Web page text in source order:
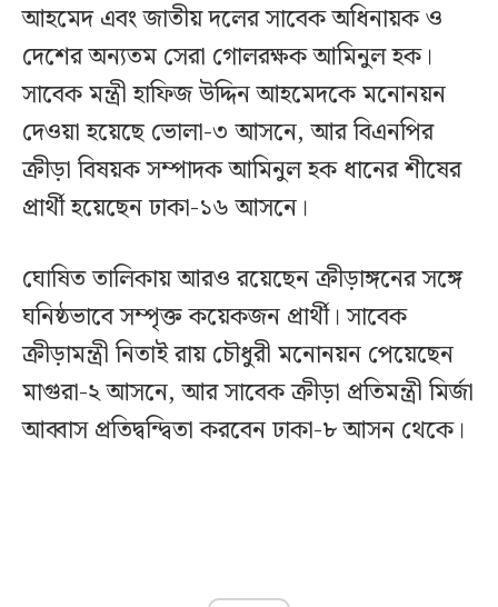
আহমেদ এবং জাতীয় দলের সাবেক অধিনায়ক ও
দেশের অন্যতম সেরা গোলরক্ষক আমিনুল হক।
সাবেক মন্ত্রী হাফিজ উদ্দিন আহমেদকে মনোনয়ন
দেওয়া হয়েছে ভোলা-৩ আসনে, আর বিএনপির
ক্রীড়া বিষয়ক সম্পাদক আমিনুল হক ধানের শীষের
প্রার্থী হয়েছেন ঢাকা-১৬ আসনে।
ঘোষিত তালিকায় আরও রয়েছেন ক্রীড়াঙ্গনের সঙ্গে
ঘনিষ্ঠভাবে সম্পৃক্ত কয়েকজন প্রার্থী। সাবেক
ক্রীড়ামন্ত্রী নিতাই রায় চৌধুরী মনোনয়ন পেয়েছেন
মাগুরা-২ আসনে, আর সাবেক ক্রীড়া প্রতিমন্ত্রী মির্জা
আব্বাস প্রতিদ্বন্দ্বিতা করবেন ঢাকা-৮ আসন থেকে।